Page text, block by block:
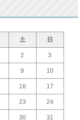
土 日
2 3
9 10
16 17
23 24
30 31